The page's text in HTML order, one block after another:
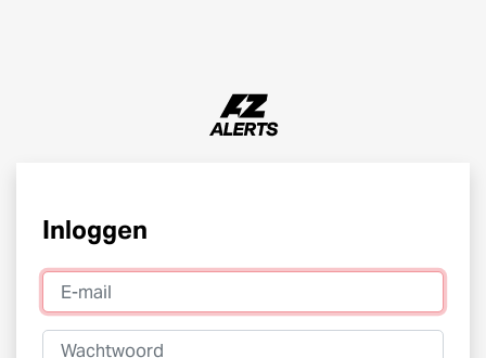
Inloggen
E-mail
Wachtwoord